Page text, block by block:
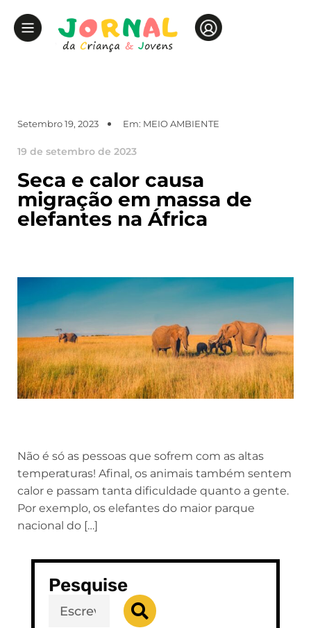
Setembro 19, 2023 Em: MEIO AMBIENTE
19 de setembro de 2023
Seca e calor causa
migração em massa de
elefantes na África
Não é só as pessoas que sofrem com as altas
temperaturas! Afinal, os animais também sentem
calor e passam tanta dificuldade quanto a gente.
Por exemplo, os elefantes do maior parque
nacional do […]
Pesquise